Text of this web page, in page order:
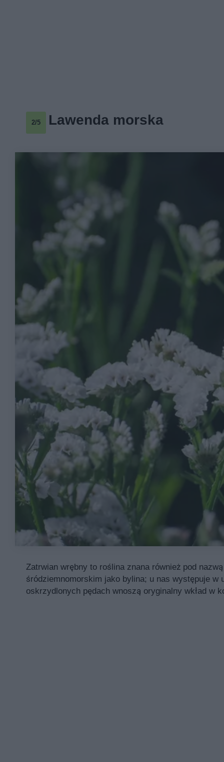
2/5 Lawenda morska
Zatrwian wrębny to roślina znana również pod
śródziemnomorskim jako bylina; u nas występuje
oskrzydlonych pędach wnoszą oryginalny wkład w